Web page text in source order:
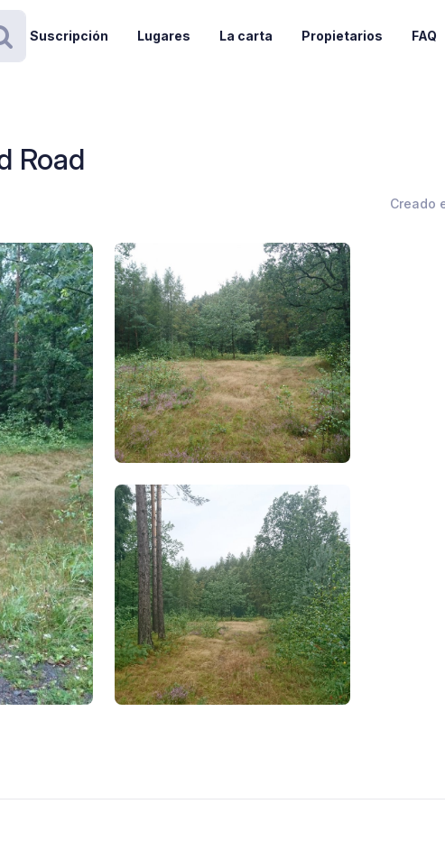
Buscar
Suscripción Lugares La carta Propietarios FAQ
Road
Creado